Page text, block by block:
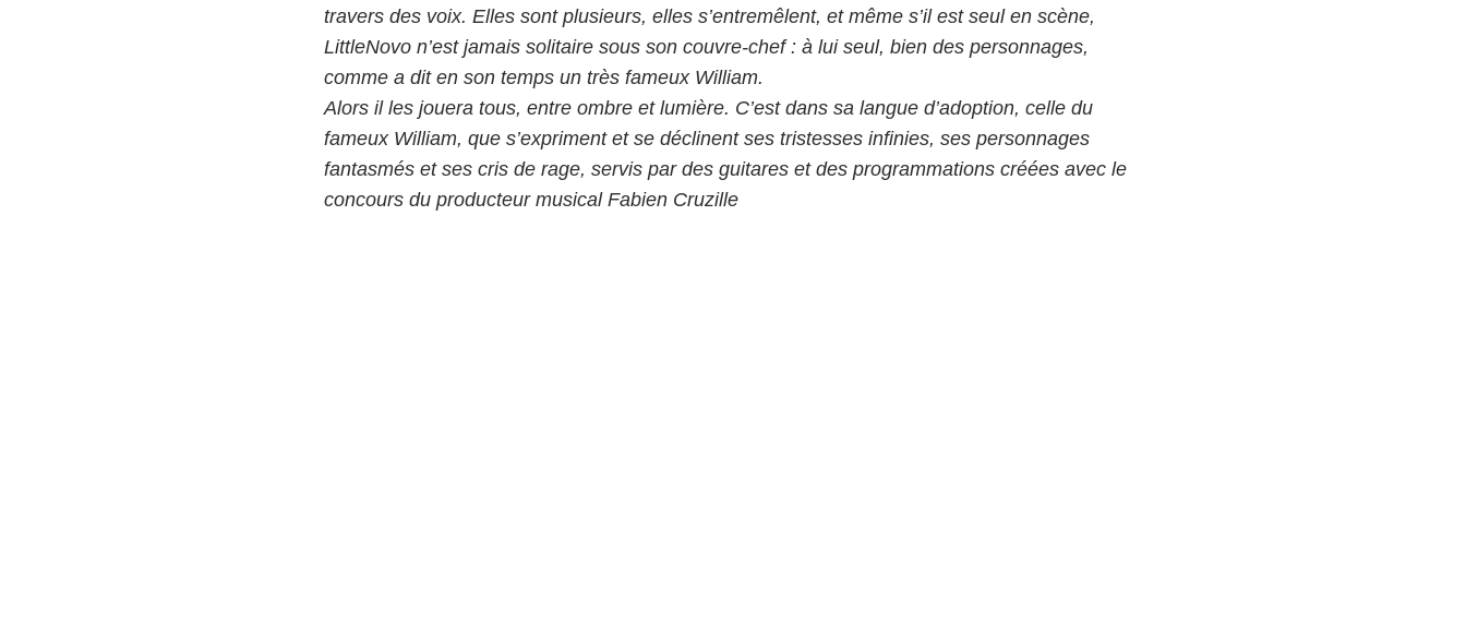
travers des voix. Elles sont plusieurs, elles s’entremêlent, et même s’il est seul en scène,
LittleNovo n’est jamais solitaire sous son couvre-chef : à lui seul, bien des personnages,
comme a dit en son temps un très fameux William.
Alors il les jouera tous, entre ombre et lumière. C’est dans sa langue d’adoption, celle du
fameux William, que s’expriment et se déclinent ses tristesses infinies, ses personnages
fantasmés et ses cris de rage, servis par des guitares et des programmations créées avec le
concours du producteur musical Fabien Cruzille